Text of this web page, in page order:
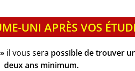
UNI APRÈS VOS
il vous sera possible de trouver
deux ans minimum.